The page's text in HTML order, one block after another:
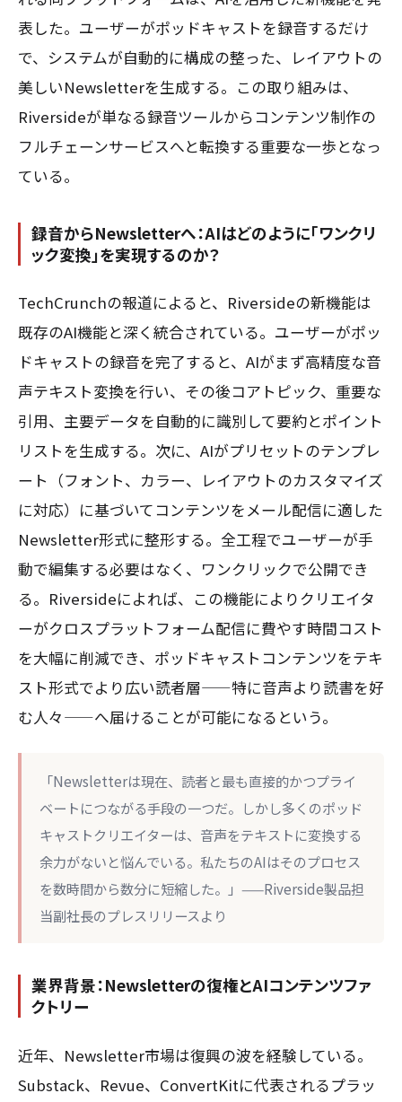
表した。ユーザーがポッドキャストを録音するだけ
で、システムが自動的に構成の整った、レイアウトの
美しいNewsletterを生成する。この取り組みは、
Riversideが単なる録音ツールからコンテンツ制作の
フルチェーンサービスへと転換する重要な一歩となっ
ている。
録音からNewsletterへ：AIはどのように「ワンクリ
ック変換」を実現するのか？
TechCrunchの報道によると、Riversideの新機能は
既存のAI機能と深く統合されている。ユーザーがポッ
ドキャストの録音を完了すると、AIがまず高精度な音
声テキスト変換を行い、その後コアトピック、重要な
引用、主要データを自動的に識別して要約とポイント
リストを生成する。次に、AIがプリセットのテンプレ
ート（フォント、カラー、レイアウトのカスタマイズ
に対応）に基づいてコンテンツをメール配信に適した
Newsletter形式に整形する。全工程でユーザーが手
動で編集する必要はなく、ワンクリックで公開でき
る。Riversideによれば、この機能によりクリエイタ
ーがクロスプラットフォーム配信に費やす時間コスト
を大幅に削減でき、ポッドキャストコンテンツをテキ
スト形式でより広い読者層——特に音声より読書を好
む人々——へ届けることが可能になるという。
「Newsletterは現在、読者と最も直接的かつプライ
ベートにつながる手段の一つだ。しかし多くのポッド
キャストクリエイターは、音声をテキストに変換する
余力がないと悩んでいる。私たちのAIはそのプロセス
を数時間から数分に短縮した。」——Riverside製品担
当副社長のプレスリリースより
業界背景：Newsletterの復権とAIコンテンツファ
クトリー
近年、Newsletter市場は復興の波を経験している。
Substack、Revue、ConvertKitに代表されるプラッ